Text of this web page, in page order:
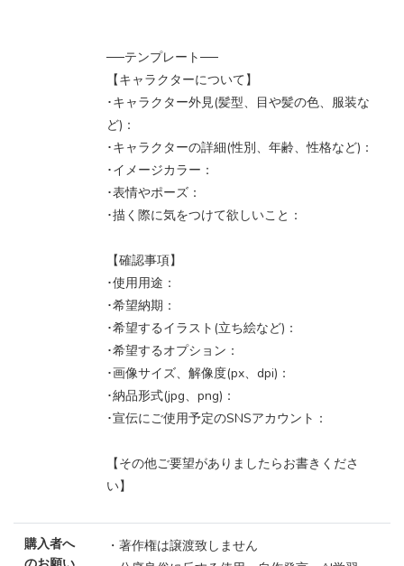
──テンプレート──
【キャラクターについて】
･キャラクター外見(髪型、目や髪の色、服装な
ど)：
･キャラクターの詳細(性別、年齢、性格など)：
･イメージカラー：
･表情やポーズ：
･描く際に気をつけて欲しいこと：
【確認事項】
･使用用途：
･希望納期：
･希望するイラスト(立ち絵など)：
･希望するオプション：
･画像サイズ、解像度(px、dpi)：
･納品形式(jpg、png)：
･宣伝にご使用予定のSNSアカウント：
【その他ご要望がありましたらお書きくださ
い】
購入者へ
・著作権は譲渡致しません